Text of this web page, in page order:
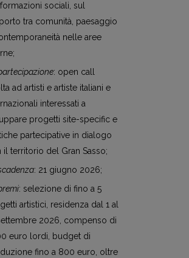
sociali, sul
tra comunità, paesaggio
nelle aree
: open call
ad artisti e artiste italiani e
interessati a
progetti site-specific e
partecipative in dialogo
il territorio del Gran Sasso;
: 21 giugno 2026;
: selezione di fino a 5
artistici, residenza dal 1 al
2026, compenso di
euro lordi, budget di
fino a 800 euro, oltre